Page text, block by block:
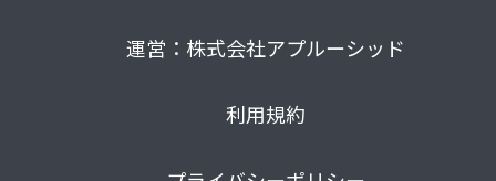
運営：株式会社アプルーシッド
利用規約